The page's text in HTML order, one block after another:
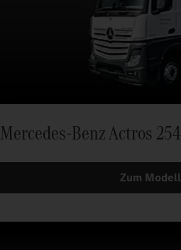
Mercedes-Benz Actros
Zum Modell